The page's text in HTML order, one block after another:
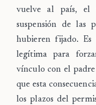
vuelve al país, el
suspensión de las
hubieren fijado. Es
legítima para
vínculo con el padre
que esta
los plazos del